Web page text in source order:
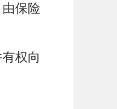
保险
权向